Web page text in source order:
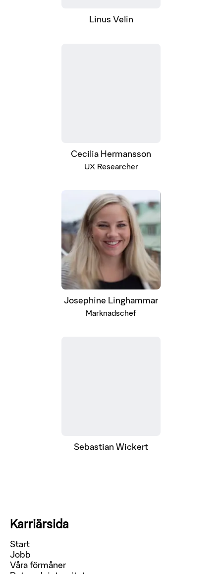
Linus Velin
Cecilia Hermansson
UX Researcher
Josephine Linghammar
Marknadschef
Sebastian Wickert
Karriärsida
Start
Jobb
Våra förmåner